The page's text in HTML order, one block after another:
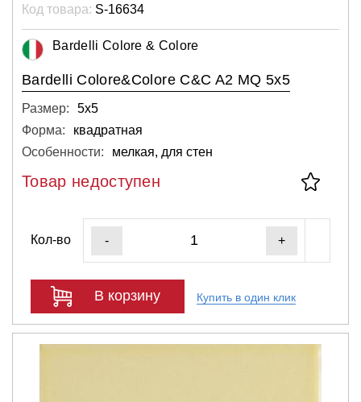
Код товара: S-16634
Bardelli Colore & Colore
Bardelli Colore&Colore C&C A2 MQ 5x5
Размер:
5х5
Форма:
квадратная
Особенности:
мелкая, для стен
Товар недоступен
Кол-во - +
В корзину Купить в один клик